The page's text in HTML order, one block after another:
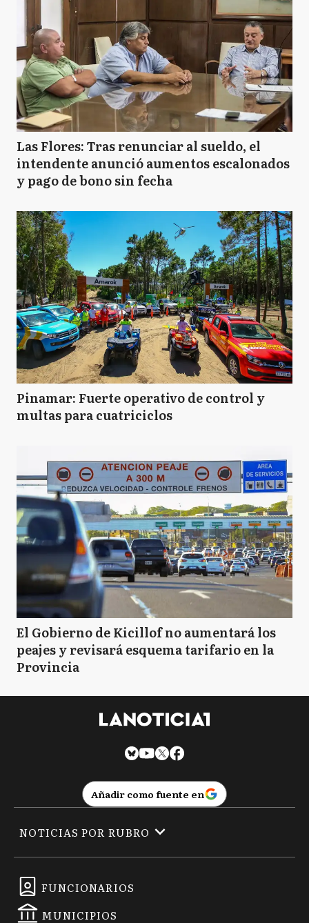
Las Flores: Tras renunciar al sueldo, el
intendente anunció aumentos escalonados
y pago de bono sin fecha
Pinamar: Fuerte operativo de control y
multas para cuatriciclos
El Gobierno de Kicillof no aumentará los
peajes y revisará esquema tarifario en la
Provincia
Añadir como fuente en
FUNCIONARIOS
MUNICIPIOS
NOTICIAS POR RUBRO